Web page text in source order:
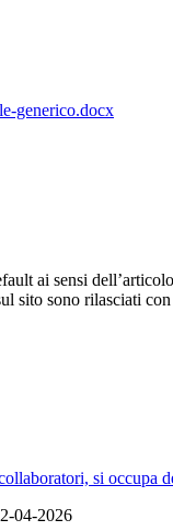
generico.docx
ai sensi
sito sono rilasciati
si occupa
04-2026